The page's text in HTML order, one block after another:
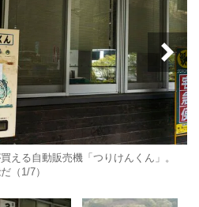
える自動販売機「つりけんくん」。
（1/7）